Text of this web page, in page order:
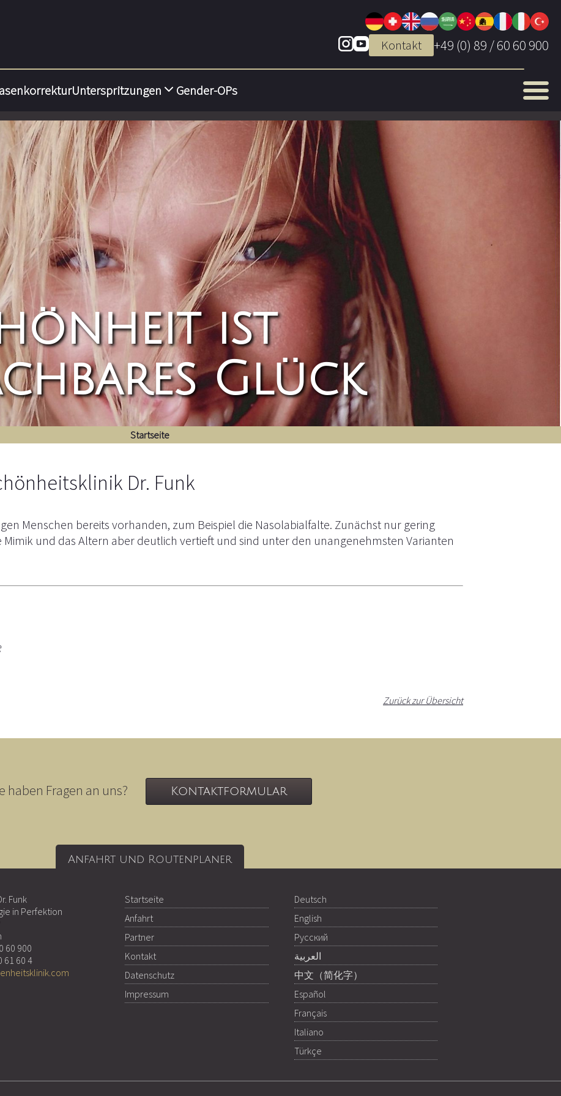
Kontakt +49 (0) 89 / 60 60 900
Unterspritzungen Gender-OPs
ist
Glück
Startseite
Dr. Funk
Menschen bereits vorhanden, zum Beispiel die Nasolabialfalte. Zunächst nur gering
und das Altern aber deutlich vertieft und sind unter den unangenehmsten Varianten
Zurück zur Übersicht
haben Fragen an uns? Kontaktformular
Anfahrt und Routenplaner
Funk
in Perfektion
60 900
61 60 4
Startseite
Anfahrt
Partner
Kontakt
Datenschutz
Impressum
Deutsch
English
Русский
العربية
中文（简化字）
Español
Français
Italiano
Türkçe